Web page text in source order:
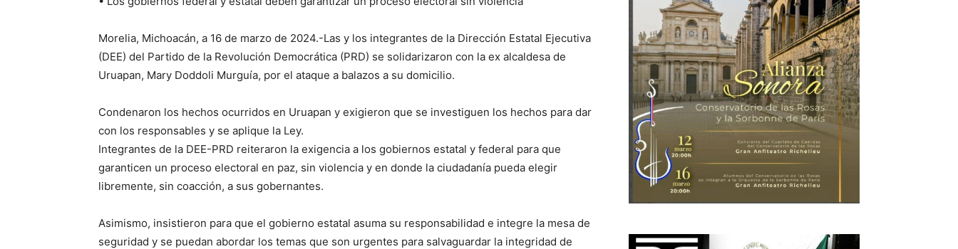
Morelia, Michoacán, a 16 de marzo de 2024.-Las y los integrantes de la Dirección Estatal Ejecutiva
(DEE) del Partido de la Revolución Democrática (PRD) se solidarizaron con la ex alcaldesa de
Uruapan, Mary Doddoli Murguía, por el ataque a balazos a su domicilio.
Condenaron los hechos ocurridos en Uruapan y exigieron que se investiguen los hechos para dar
con los responsables y se aplique la Ley.
Integrantes de la DEE-PRD reiteraron la exigencia a los gobiernos estatal y federal para que
garanticen un proceso electoral en paz, sin violencia y en donde la ciudadanía pueda elegir
libremente, sin coacción, a sus gobernantes.
Asimismo, insistieron para que el gobierno estatal asuma su responsabilidad e integre la mesa de
seguridad y se puedan abordar los temas que son urgentes para salvaguardar la integridad de